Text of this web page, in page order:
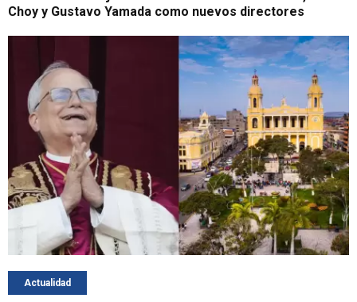
Choy y Gustavo Yamada como nuevos directores
Actualidad